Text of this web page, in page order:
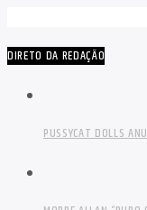
DIRETO DA REDAÇÃO
PUSSYCAT DOLLS